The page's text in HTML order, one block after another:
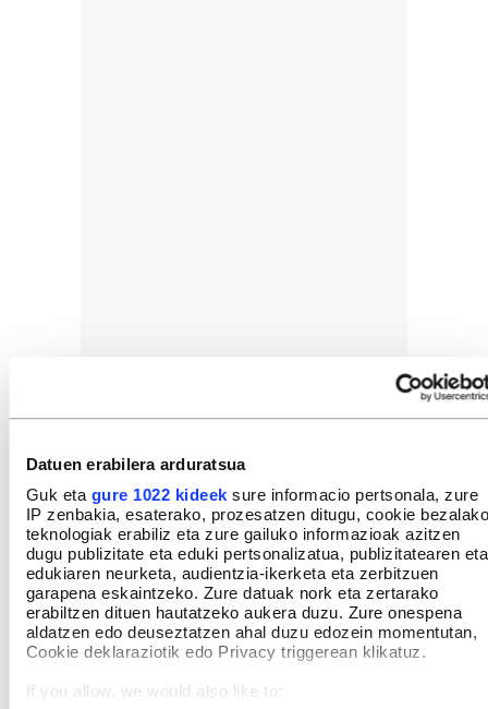
Datuen erabilera arduratsua
Guk eta gure 1022 kideek sure informacio pertsonala, zure
IP zenbakia, esaterako, prozesatzen ditugu, cookie bezalako
teknologiak erabiliz eta zure gailuko informazioak azitzen
dugu publizitate eta eduki pertsonalizatua, publizitatearen eta
edukiaren neurketa, audientzia-ikerketa eta zerbitzuen
garapena eskaintzeko. Zure datuak nork eta zertarako
erabiltzen dituen hautatzeko aukera duzu. Zure onespena
aldatzen edo deuseztatzen ahal duzu edozein momentutan,
Cookie deklaraziotik edo Privacy triggerean klikatuz.
If you allow, we would also like to: